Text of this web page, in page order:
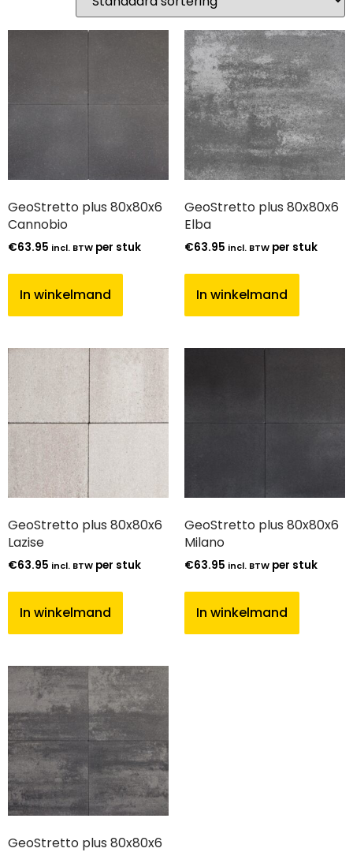
GeoStretto plus 80x80x6
Cannobio
€63.95 incl. BTW per stuk
In winkelmand
GeoStretto plus 80x80x6
Elba
€63.95 incl. BTW per stuk
In winkelmand
GeoStretto plus 80x80x6
Lazise
€63.95 incl. BTW per stuk
In winkelmand
GeoStretto plus 80x80x6
Milano
€63.95 incl. BTW per stuk
In winkelmand
GeoStretto plus 80x80x6